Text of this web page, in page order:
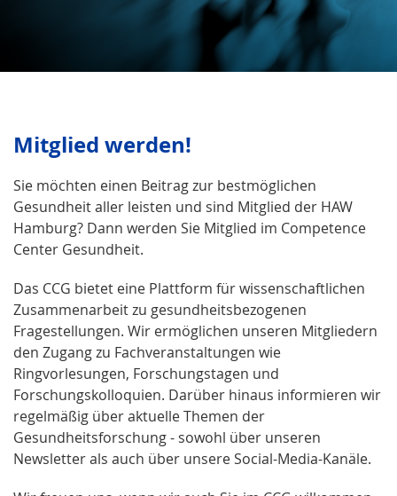
Mitglied werden!
Sie möchten einen Beitrag zur bestmöglichen
Gesundheit aller leisten und sind Mitglied der HAW
Hamburg? Dann werden Sie Mitglied im Competence
Center Gesundheit.
Das CCG bietet eine Plattform für wissenschaftlichen
Zusammenarbeit zu gesundheitsbezogenen
Fragestellungen. Wir ermöglichen unseren Mitgliedern
den Zugang zu Fachveranstaltungen wie
Ringvorlesungen, Forschungstagen und
Forschungskolloquien. Darüber hinaus informieren wir
regelmäßig über aktuelle Themen der
Gesundheitsforschung - sowohl über unseren
Newsletter als auch über unsere Social-Media-Kanäle.